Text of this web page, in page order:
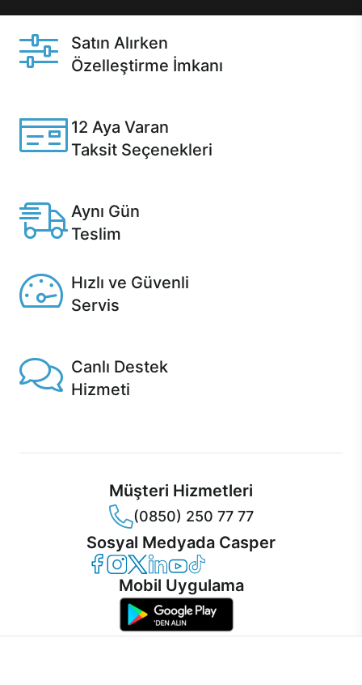
Satın Alırken
Özelleştirme İmkanı
12 Aya Varan
Taksit Seçenekleri
Aynı Gün
Teslim
Hızlı ve Güvenli
Servis
Canlı Destek
Hizmeti
Müşteri Hizmetleri
(0850) 250 77 77
Sosyal Medyada Casper
Casper Facebook
Casper Instagram
Casper Twitter
Casper LinkedIn
Casper YouTube
Casper TikTok
Mobil Uygulama